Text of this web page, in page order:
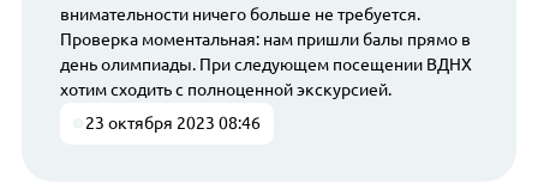
внимательности ничего больше не требуется.
Проверка моментальная: нам пришли балы прямо в
день олимпиады. При следующем посещении ВДНХ
хотим сходить с полноценной экскурсией.
23 октября 2023 08:46